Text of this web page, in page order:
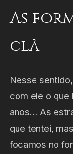
As
clã
Nesse
com ele o que
anos… As
que tentei,
focamos no